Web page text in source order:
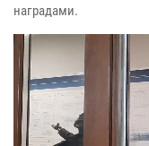
наградами.